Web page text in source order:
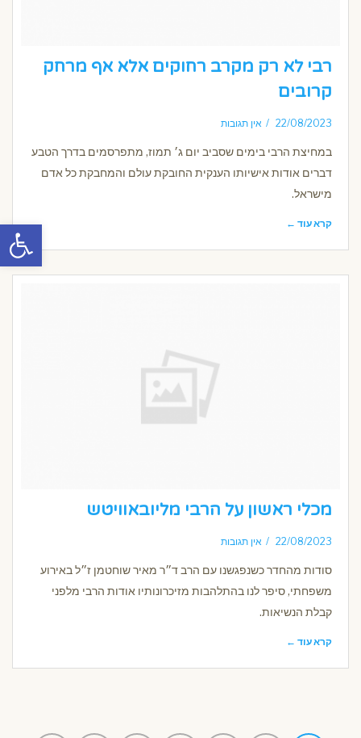
פתח
רבי לא רק מקרב רחוקים אלא אף מרחק
קרובים
22/08/2023 אין תגובות
במחיצת הרבי בימים שסביב יום ג׳ תמוז, מתפרסמים בדרך הטבע
דברים אודות אישיותו הענקית החובקת עולם והמחבקת כל אדם
מישראל.
קרא עוד ←
מכלי ראשון על הרבי מליובאוויטש
22/08/2023 אין תגובות
סודות מהחדר כשנפגשנו עם הרב ד״ר מאיר שוחטמן ז״ל באירוע
משפחתי, סיפר לנו בהתלהבות מזיכרונותיו אודות הרבי מלפני
קבלת הנשיאות.
קרא עוד ←